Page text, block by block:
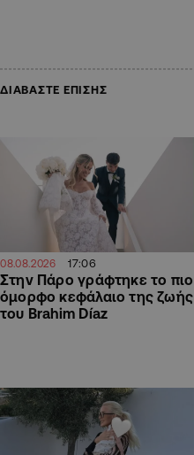
ΔΙΑΒΑΣΤΕ ΕΠΙΣΗΣ
08.08.2026 17:06
Στην Πάρο γράφτηκε το πιο
όμορφο κεφάλαιο της ζωής
του Brahim Díaz